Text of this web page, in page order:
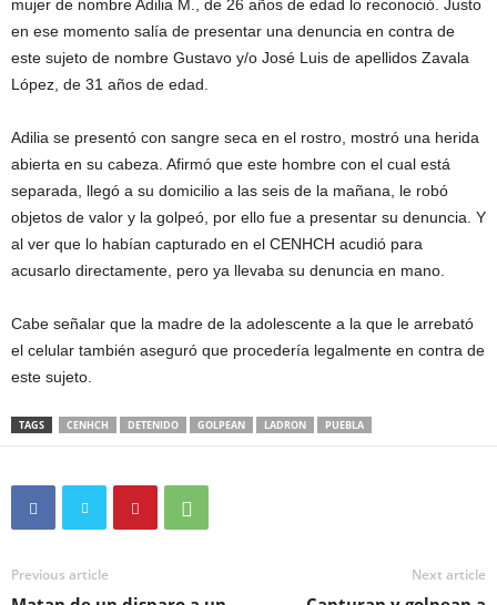
mujer de nombre Adilia M., de 26 años de edad lo reconoció. Justo
en ese momento salía de presentar una denuncia en contra de
este sujeto de nombre Gustavo y/o José Luis de apellidos Zavala
López, de 31 años de edad.
Adilia se presentó con sangre seca en el rostro, mostró una herida
abierta en su cabeza. Afirmó que este hombre con el cual está
separada, llegó a su domicilio a las seis de la mañana, le robó
objetos de valor y la golpeó, por ello fue a presentar su denuncia. Y
al ver que lo habían capturado en el CENHCH acudió para
acusarlo directamente, pero ya llevaba su denuncia en mano.
Cabe señalar que la madre de la adolescente a la que le arrebató
el celular también aseguró que procedería legalmente en contra de
este sujeto.
TAGS CENHCH DETENIDO GOLPEAN LADRON PUEBLA
Previous article Next article